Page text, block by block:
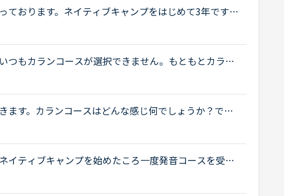
ております。ネイティブキャンプをはじめて3年です。
で、段々と言いたいことを表現でき、先生の話して
つもカランコースが選択できません。もともとカラン
ないのでしょうか？
ます。カランコースはどんな感じ何でしょうか？でき
イティブキャンプを始めたころ一度発音コースを受講
ンドの違いがわからず、熱心に指導されその違いを